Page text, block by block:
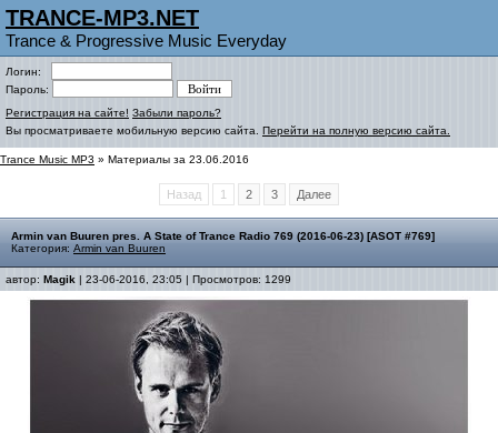
TRANCE-MP3.NET
Trance & Progressive Music Everyday
Логин:
Пароль:
Регистрация на сайте! Забыли пароль?
Вы просматриваете мобильную версию сайта. Перейти на полную версию сайта.
Trance Music MP3 » Материалы за 23.06.2016
Назад 1 2 3 Далее
Armin van Buuren pres. A State of Trance Radio 769 (2016-06-23) [ASOT #769]
Категория: Armin van Buuren
автор: Magik | 23-06-2016, 23:05 | Просмотров: 1299